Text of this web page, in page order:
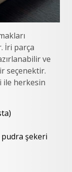
İri parça
ve
seçenektir.
ile herkesin
şekeri